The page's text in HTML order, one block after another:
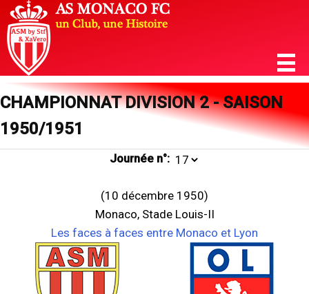
CHAMPIONNAT DIVISION 2 - SAISON
1950/1951
Journée n°:
(10 décembre 1950)
Monaco, Stade Louis-II
Les faces à faces entre Monaco et Lyon